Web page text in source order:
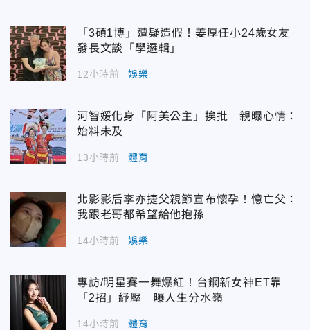
「3碩1博」遭疑造假！姜厚任小24歲女友
發長文談「學邏輯」
12小時前 娛樂
河智媛化身「阿美公主」挨批 親曝心情：
始料未及
13小時前 體育
北影影后李亦捷父親節宣布懷孕！憶亡父：
我跟老哥都希望給他抱孫
14小時前 娛樂
專訪/明星賽一舞爆紅！台鋼新女神ET靠
「2招」紓壓 曝人生分水嶺
14小時前 體育